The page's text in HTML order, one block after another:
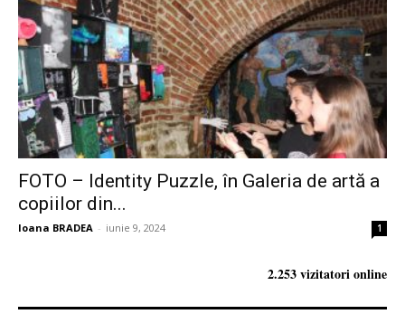
FOTO – Identity Puzzle, în Galeria de artă a
copiilor din...
Ioana BRADEA - iunie 9, 2024 1
2.253 vizitatori online